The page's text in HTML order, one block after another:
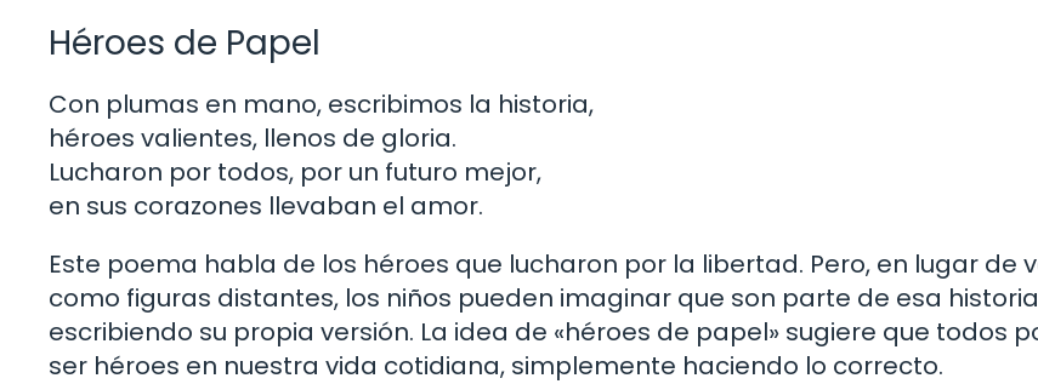
Héroes de Papel
Con plumas en mano, escribimos la historia,
héroes valientes, llenos de gloria.
Lucharon por todos, por un futuro mejor,
en sus corazones llevaban el amor.
Este poema habla de los héroes que lucharon por la libertad. Pero, en lugar de
como figuras distantes, los niños pueden imaginar que son parte de esa
escribiendo su propia versión. La idea de «héroes de papel» sugiere que todos
ser héroes en nuestra vida cotidiana, simplemente haciendo lo correcto.